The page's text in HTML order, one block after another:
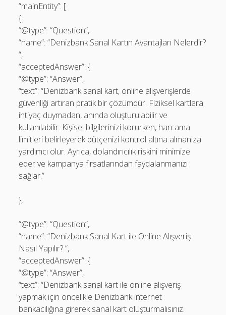
“mainEntity”: [
{
“@type”: “Question”,
“name”: “Denizbank Sanal Kartın Avantajları Nelerdir?
“,
“acceptedAnswer”: {
“@type”: “Answer”,
“text”: “Denizbank sanal kart, online alışverişlerde
güvenliği artıran pratik bir çözümdür. Fiziksel kartlara
ihtiyaç duymadan, anında oluşturulabilir ve
kullanılabilir. Kişisel bilgilerinizi korurken, harcama
limitleri belirleyerek bütçenizi kontrol altına almanıza
yardımcı olur. Ayrıca, dolandırıcılık riskini minimize
eder ve kampanya fırsatlarından faydalanmanızı
sağlar.”
},
“@type”: “Question”,
“name”: “Denizbank Sanal Kart ile Online Alışveriş
Nasıl Yapılır? “,
“acceptedAnswer”: {
“@type”: “Answer”,
“text”: “Denizbank sanal kart ile online alışveriş
yapmak için öncelikle Denizbank internet
bankacılığına girerek sanal kart oluşturmalısınız.